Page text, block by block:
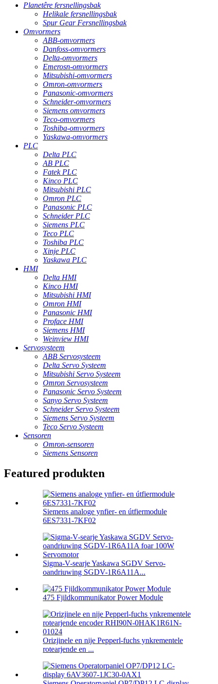
Planetêre fersnellingsbak
Helikale fersnellingsbak
Spur Gear Fersnellingsbak
Omvormers
ABB-omvormers
Danfoss-omvormers
Delta-omvormers
Emerosn-omvormers
Mitsubishi-omvormers
Omron-omvormers
Panasonic-omvormers
Schneider-omvormers
Siemens omvormers
Teco-omvormers
Toshiba-omvormers
Yaskawa-omvormers
PLC
Delta PLC
AB PLC
Fatek PLC
Kinco PLC
Mitsubishi PLC
Omron PLC
Panasonic PLC
Schneider PLC
Siemens PLC
Teco PLC
Toshiba PLC
Xinje PLC
Yaskawa PLC
HMI
Delta HMI
Kinco HMI
Mitsubishi HMI
Omron HMI
Panasonic HMI
Proface HMI
Siemens HMI
Weinview HMI
Servosysteem
ABB Servosysteem
Delta Servo Systeem
Mitsubishi Servo Systeem
Omron Servosysteem
Panasonic Servo Systeem
Sanyo Servo Systeem
Schneider Servo Systeem
Siemens Servo Systeem
Teco Servo Systeem
Sensoren
Omron-sensoren
Siemens Sensoren
Featured produkten
Siemens analoge ynfier- en útfiermodule
6ES7331-7KF02
Sigma-V-searje Yaskawa SGDV Servo-
oandriuwing SGDV-1R6A11A...
475 Fjildkommunikator Power Module
Orizjinele en nije Pepperl-fuchs ynkrementele
rotearjende en ...